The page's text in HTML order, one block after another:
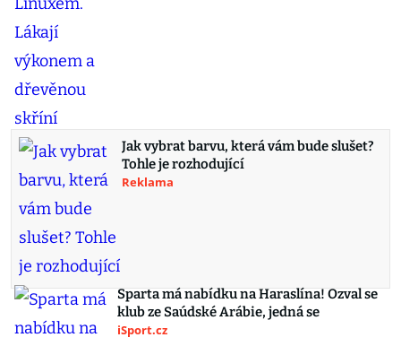
Jak vybrat barvu, která vám bude slušet?
Tohle je rozhodující
Reklama
Sparta má nabídku na Haraslína! Ozval se
klub ze Saúdské Arábie, jedná se
iSport.cz